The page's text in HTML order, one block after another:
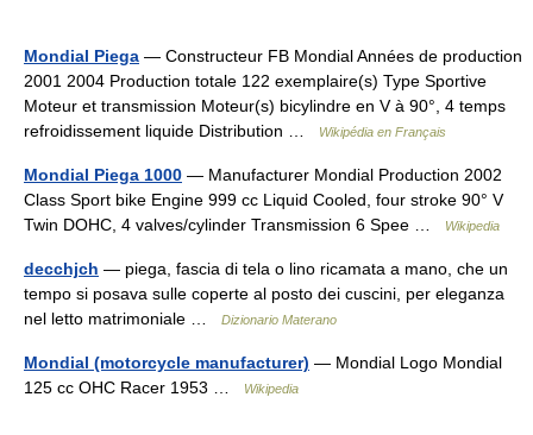
Mondial Piega — Constructeur FB Mondial Années de production
2001 2004 Production totale 122 exemplaire(s) Type Sportive
Moteur et transmission Moteur(s) bicylindre en V à 90°, 4 temps
refroidissement liquide Distribution …
Wikipédia en Français
Mondial Piega 1000 — Manufacturer Mondial Production 2002
Class Sport bike Engine 999 cc Liquid Cooled, four stroke 90° V
Twin DOHC, 4 valves/cylinder Transmission 6 Spee …
Wikipedia
decchjch — piega, fascia di tela o lino ricamata a mano, che un
tempo si posava sulle coperte al posto dei cuscini, per eleganza
nel letto matrimoniale …
Dizionario Materano
Mondial (motorcycle manufacturer) — Mondial Logo Mondial
125 cc OHC Racer 1953 …
Wikipedia